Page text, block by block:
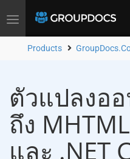
Toggle
Products
ตัวแปลงอ
ถึง
และ .NET